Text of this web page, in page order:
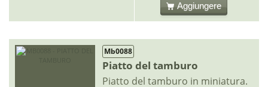
Aggiungere
Mb0088
Piatto del tamburo
Piatto del tamburo in miniatura.